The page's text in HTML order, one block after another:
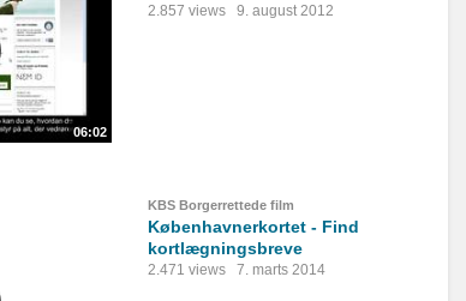
06:02
2.857 views 9. august 2012
KBS Borgerrettede film
Københavnerkortet - Find
kortlægningsbreve
2.471 views 7. marts 2014